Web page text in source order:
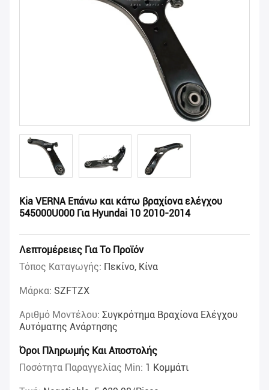
Kia VERNA Επάνω και κάτω βραχίονα ελέγχου
545000U000 Για Hyundai 10 2010-2014
Λεπτομέρειες Για Το Προϊόν
Τόπος Καταγωγής: Πεκίνο, Κίνα
Μάρκα: SZFTZX
Αριθμό Μοντέλου: Συγκρότημα Βραχίονα Ελέγχου
Αυτόματης Ανάρτησης
Όροι Πληρωμής Και Αποστολής
Ποσότητα Παραγγελίας Min: 1 Κομμάτι